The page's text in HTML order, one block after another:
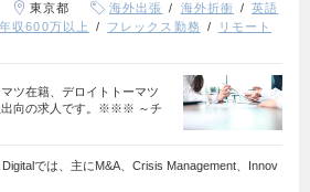
東京都 海外出張 海外折衝
英語
年収600万以上 フレックス勤務
リモート
在籍、デロイトトーマツ
出向の求人です。※※※ ～チ
では、主にM&A、Crisis Management、Innov